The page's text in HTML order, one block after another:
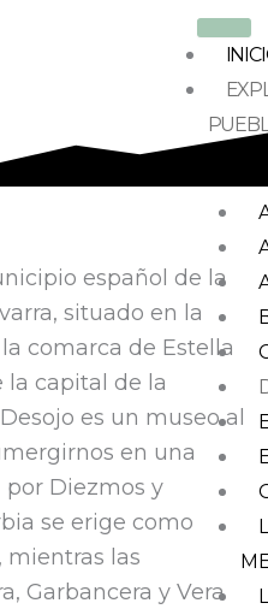
español de la
situado en la
comarca de Estella
la capital de la
es un museo al
en una
Diezmos y
se erige como
mientras las
Garbancera y Vera